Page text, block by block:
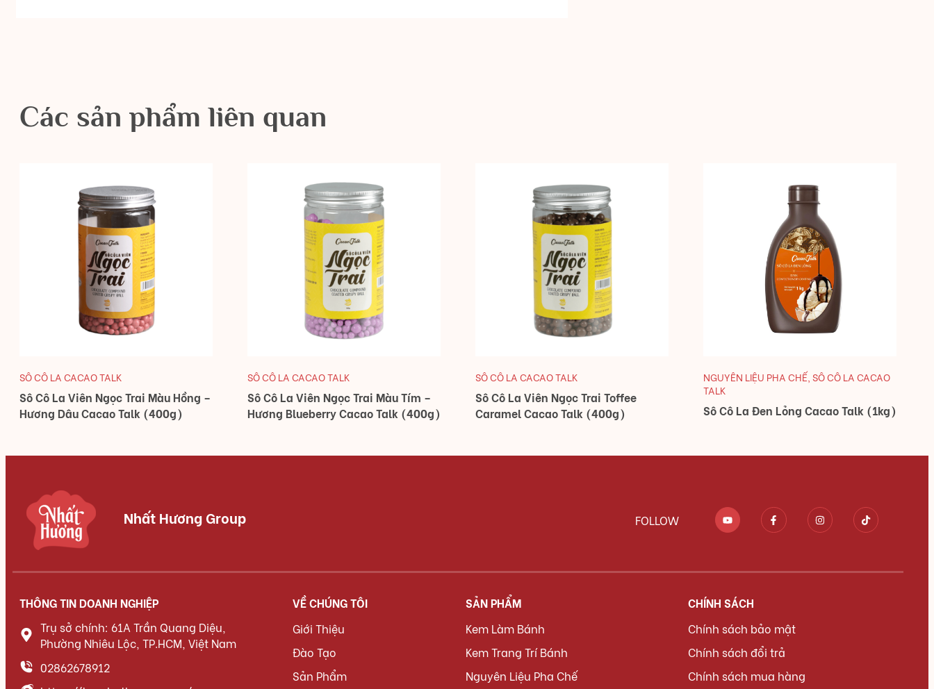
Các sản phẩm liên quan
SÔ CÔ LA CACAO TALK
Sô Cô La Viên Ngọc Trai Màu Hồng –
Hương Dâu Cacao Talk (400g)
SÔ CÔ LA CACAO TALK
Sô Cô La Viên Ngọc Trai Màu Tím –
Hương Blueberry Cacao Talk (400g)
SÔ CÔ LA CACAO TALK
Sô Cô La Viên Ngọc Trai Toffee
Caramel Cacao Talk (400g)
NGUYÊN LIỆU PHA CHẾ SÔ CÔ LA CACAO
TALK
Sô Cô La Đen Lỏng Cacao Talk (1kg)
Nhất Hương Group FOLLOW
THÔNG TIN DOANH NGHIỆP
Trụ sở chính: 61A Trần Quang Diệu,
Phường Nhiêu Lộc, TP.HCM, Việt Nam
02862678912
VỀ CHÚNG TÔI
Giới Thiệu
Đào Tạo
Sản Phẩm
SẢN PHẨM
Kem Làm Bánh
Kem Trang Trí Bánh
Nguyên Liệu Pha Chế
CHÍNH SÁCH
Chính sách bảo mật
Chính sách đổi trả
Chính sách mua hàng